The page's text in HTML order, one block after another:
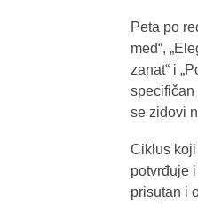
Peta po
med“,
zanat“ i
specifičan
se zidovi
Ciklus koji
potvrđuje
prisutan i